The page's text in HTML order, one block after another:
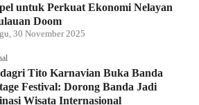
untuk Perkuat Ekonomi Nelayan
Doom
30 November 2025
Tito Karnavian Buka Banda
Festival: Dorong Banda Jadi
Wisata Internasional